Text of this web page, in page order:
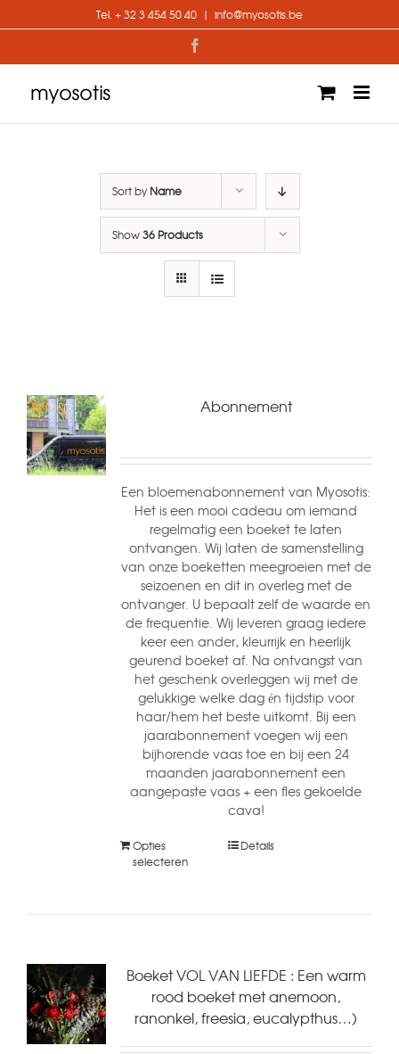
to
Tel. + 32 3 454 50 40 | info@myosotis.be
Sort byName
Show36 Products
Abonnement
Een bloemenabonnement van Myosotis:
Het is een mooi cadeau om iemand
regelmatig een boeket te laten
ontvangen. Wij laten de samenstelling
van onze boeketten meegroeien met de
seizoenen en dit in overleg met de
ontvanger. U bepaalt zelf de waarde en
de frequentie. Wij leveren graag iedere
keer een ander, kleurrijk en heerlijk
geurend boeket af. Na ontvangst van
het geschenk overleggen wij met de
gelukkige welke dag én tijdstip voor
haar/hem het beste uitkomt. Bij een
jaarabonnement voegen wij een
bijhorende vaas toe en bij een 24
maanden jaarabonnement een
aangepaste vaas + een fles gekoelde
cava!
Opties
selecteren
Details
Boeket VOL VAN LIEFDE : Een warm
rood boeket met anemoon,
ranonkel, freesia, eucalypthus…)